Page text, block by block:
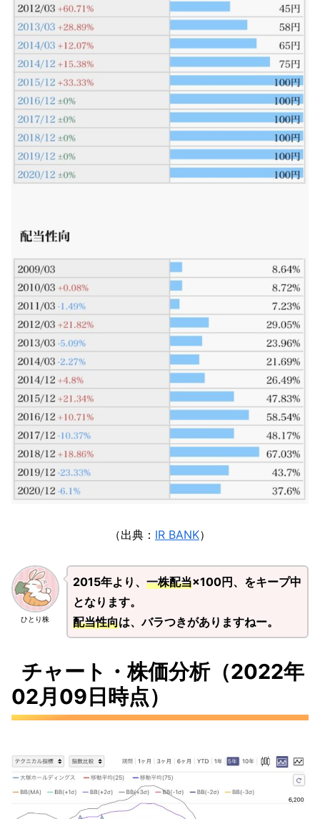
（出典： IR BANK）
ひとり株
2015年より、 一株配当×100円、をキープ中
となります。
配当性向は、バラつきがありますねー。
チャート・株価分析（2022年
02月09日時点）